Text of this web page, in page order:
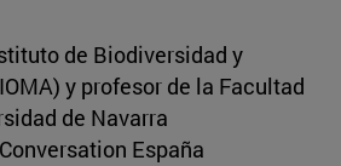
de Biodiversidad y
y profesor de la Facultad
de Navarra
España